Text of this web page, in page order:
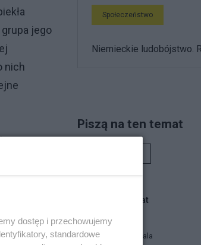
jego
nich
roku w
Społeczeństwo
Niemieckie ludobójstwo.
Piszą na ten temat
Blogi na ten temat
Siukum Balala
dostęp i przechowujemy
standardowe